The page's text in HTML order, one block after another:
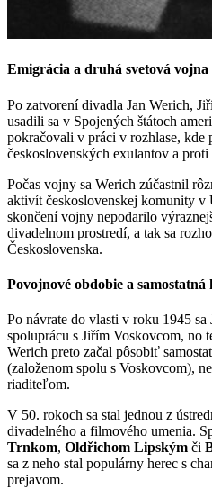
Emigrácia a druhá svetová vojna
Po zatvorení divadla Jan Werich,
usadili sa v Spojených štátoch
pokračovali v práci v rozhlase, kde
československých exulantov a
Počas vojny sa Werich zúčastnil
aktivít československej komunity
skončení vojny nepodarilo
divadelnom prostredí, a tak sa
Československa.
Povojnové obdobie a samostatná
Po návrate do vlasti v roku 1945
spoluprácu s Jiřím Voskovcom, no
Werich preto začal pôsobiť
(založenom spolu s Voskovcom),
riaditeľom.
V 50. rokoch sa stal jednou z
divadelného a filmového umenia.
Trnkom, Oldřichom Lipským či
sa z neho stal populárny herec s
prejavom.